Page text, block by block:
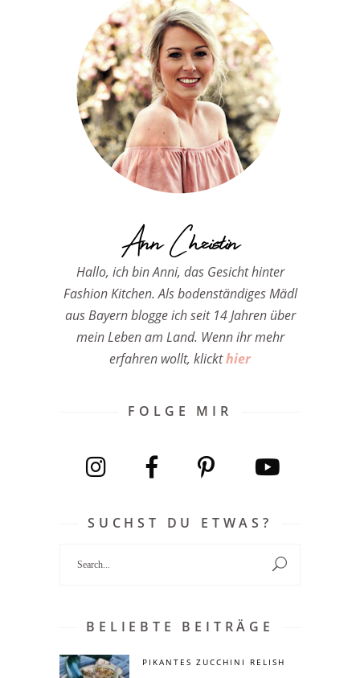
Ann Christin
Hallo, ich bin Anni, das Gesicht hinter
Fashion Kitchen. Als bodenständiges Mädl
aus Bayern blogge ich seit 14 Jahren über
mein Leben am Land. Wenn ihr mehr
erfahren wollt, klickthier
FOLGE MIR
SUCHST DU ETWAS?
BELIEBTE BEITRÄGE
PIKANTES ZUCCHINI RELISH